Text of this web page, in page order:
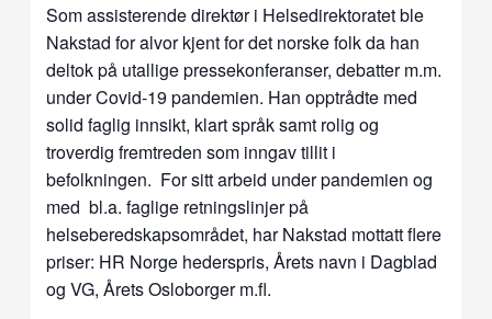
Som assisterende direktør i Helsedirektoratet ble
Nakstad for alvor kjent for det norske folk da han
deltok på utallige pressekonferanser, debatter m.m.
under Covid-19 pandemien. Han opptrådte med
solid faglig innsikt, klart språk samt rolig og
troverdig fremtreden som inngav tillit i
befolkningen. For sitt arbeid under pandemien og
med bl.a. faglige retningslinjer på
helseberedskapsområdet, har Nakstad mottatt flere
priser: HR Norge hederspris, Årets navn i Dagblad
og VG, Årets Osloborger m.fl.